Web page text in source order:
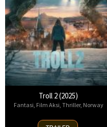
Troll 2 (2025)
Fantasi Film Aksi Thriller, Norway
30